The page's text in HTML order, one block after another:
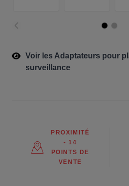
Voir les Adaptateurs pour
surveillance
PROXIMITÉ
- 14
POINTS DE
VENTE